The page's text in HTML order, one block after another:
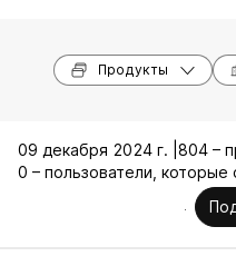
Продукты
09 декабря 2024 г. | 804 –
0 – пользователи,